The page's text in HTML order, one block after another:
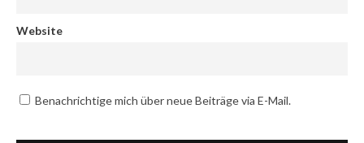
Website
Benachrichtige mich über neue Beiträge via E-Mail.